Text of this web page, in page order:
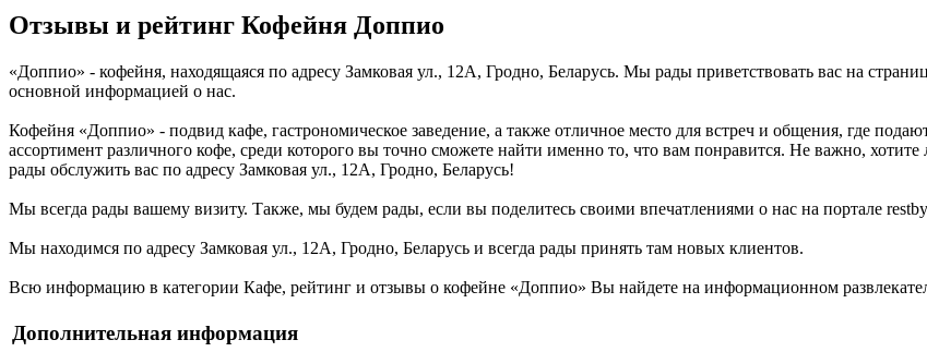
Отзывы и рейтинг Кофейня Доппио
«Доппио» - кофейня, находящаяся по адресу Замковая ул., 12А, Гродно, Беларусь. Мы рады приветствовать вас на
основной информацией о нас.
Кофейня «Доппио» - подвид кафе, гастрономическое заведение, а также отличное место для встреч и общения, где
ассортимент различного кофе, среди которого вы точно сможете найти именно то, что вам понравится. Не важно,
рады обслужить вас по адресу Замковая ул., 12А, Гродно, Беларусь!
Мы всегда рады вашему визиту. Также, мы будем рады, если вы поделитесь своими впечатлениями о нас на портале
Мы находимся по адресу Замковая ул., 12А, Гродно, Беларусь и всегда рады принять там новых клиентов.
Всю информацию в категории Кафе, рейтинг и отзывы о кофейне «Доппио» Вы найдете на информационном
Дополнительная информация